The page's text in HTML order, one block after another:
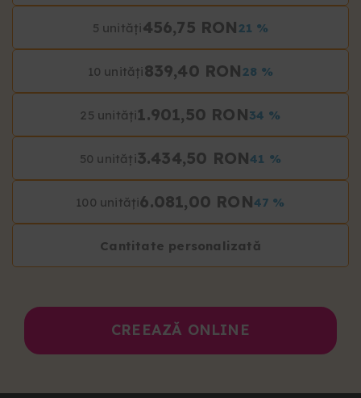
5 unități456,75 RON 21 %
10 unități839,40 RON 28 %
25 unități1.901,50 RON34 %
50 unități3.434,50 RON41 %
100 unități6.081,00 RON47 %
Cantitate personalizată
CREEAZĂ ONLINE